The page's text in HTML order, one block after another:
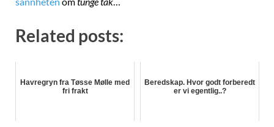
Related posts:
Havregryn fra Tøsse Mølle med
fri frakt
Beredskap. Hvor godt forberedt
er vi egentlig..?